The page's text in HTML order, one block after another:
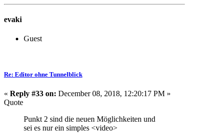
evaki
Guest
Re: Editor ohne Tunnelblick
« Reply #33 on: December 08, 2018, 12:20:17 PM »
Quote
Punkt 2 sind die neuen Möglichkeiten und
sei es nur ein simples <video>